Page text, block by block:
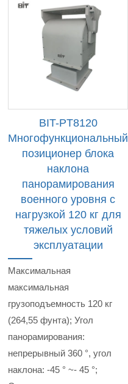
BIT-PT8120
Многофункциональный
позиционер блока
наклона
панорамирования
военного уровня с
нагрузкой 120 кг для
тяжелых условий
эксплуатации
Максимальная
максимальная
грузоподъемность 120 кг
(264,55 фунта); Угол
панорамирования:
непрерывный 360 °, угол
наклона: -45 ° ~- 45 °;